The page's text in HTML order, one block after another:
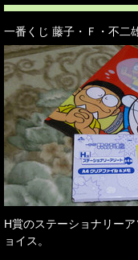
一番くじ 藤子・Ｆ・不二
H賞のステーショナリー
ョイス。